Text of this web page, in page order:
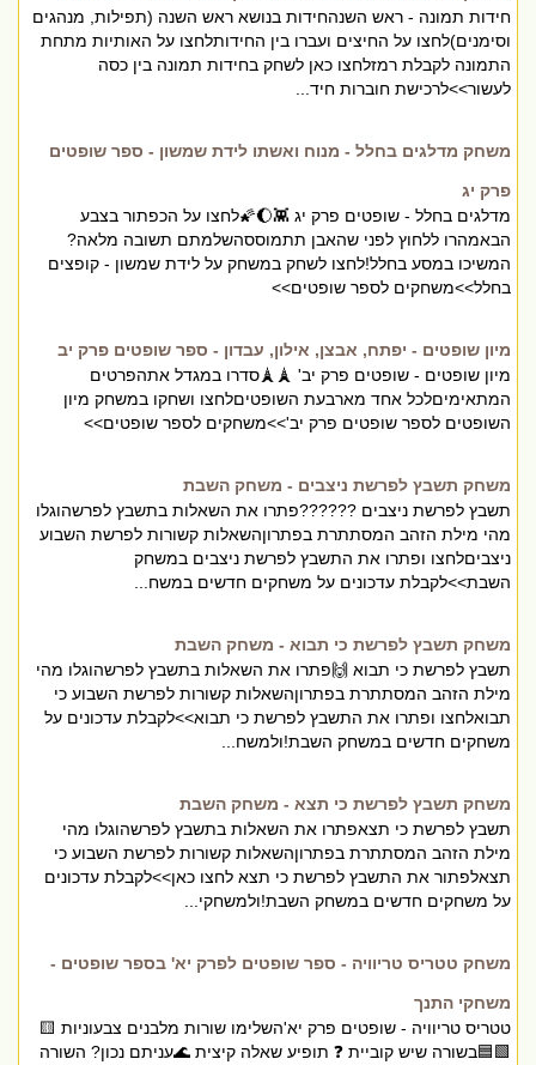
חידות תמונה - ראש השנהחידות בנושא ראש השנה (תפילות, מנהגים
וסימנים)לחצו על החיצים ועברו בין החידותלחצו על האותיות מתחת
התמונה לקבלת רמזלחצו כאן לשחק בחידות תמונה בין כסה
לעשור>>לרכישת חוברות חיד...
משחק מדלגים בחלל - מנוח ואשתו לידת שמשון - ספר שופטים
פרק יג
מדלגים בחלל - שופטים פרק יג 👾🌔🌠לחצו על הכפתור בצבע
הבאמהרו ללחוץ לפני שהאבן תתמוססהשלמתם תשובה מלאה?
המשיכו במסע בחלל!לחצו לשחק במשחק על לידת שמשון - קופצים
בחלל>>משחקים לספר שופטים>>
מיון שופטים - יפתח, אבצן, אילון, עבדון - ספר שופטים פרק יב
מיון שופטים - שופטים פרק יב' 🗼🗼סדרו במגדל אתהפרטים
המתאימיםלכל אחד מארבעת השופטיםלחצו ושחקו במשחק מיון
השופטים לספר שופטים פרק יב'>>משחקים לספר שופטים>>
משחק תשבץ לפרשת ניצבים - משחק השבת
תשבץ לפרשת ניצבים ??????פתרו את השאלות בתשבץ לפרשהוגלו
מהי מילת הזהב המסתתרת בפתרוןהשאלות קשורות לפרשת השבוע
ניצביםלחצו ופתרו את התשבץ לפרשת ניצבים במשחק
השבת>>לקבלת עדכונים על משחקים חדשים במשח...
משחק תשבץ לפרשת כי תבוא - משחק השבת
תשבץ לפרשת כי תבוא 🙌פתרו את השאלות בתשבץ לפרשהוגלו מהי
מילת הזהב המסתתרת בפתרוןהשאלות קשורות לפרשת השבוע כי
תבואלחצו ופתרו את התשבץ לפרשת כי תבוא>>לקבלת עדכונים על
משחקים חדשים במשחק השבת!ולמשח...
משחק תשבץ לפרשת כי תצא - משחק השבת
תשבץ לפרשת כי תצאפתרו את השאלות בתשבץ לפרשהוגלו מהי
מילת הזהב המסתתרת בפתרוןהשאלות קשורות לפרשת השבוע כי
תצאלפתור את התשבץ לפרשת כי תצא לחצו כאן>>לקבלת עדכונים
על משחקים חדשים במשחק השבת!ולמשחקי...
משחק טטריס טריוויה - ספר שופטים לפרק יא' בספר שופטים -
משחקי התנך
טטריס טריוויה - שופטים פרק יא'השלימו שורות מלבנים צבעוניות 🟨
🟩🟦בשורה שיש קוביית ❓ תופיע שאלה קיצית 🌊עניתם נכון? השורה